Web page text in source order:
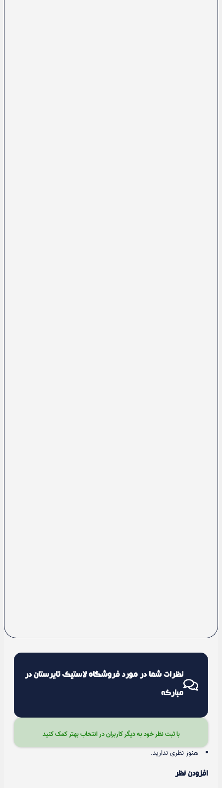
نظرات شما در مورد فروشگاه لاستیک تایرستان در
مبارکه
با ثبت نظر خود به دیگر کاربران در انتخاب بهتر کمک کنید
هنوز نظری ندارید.
افزودن نظر